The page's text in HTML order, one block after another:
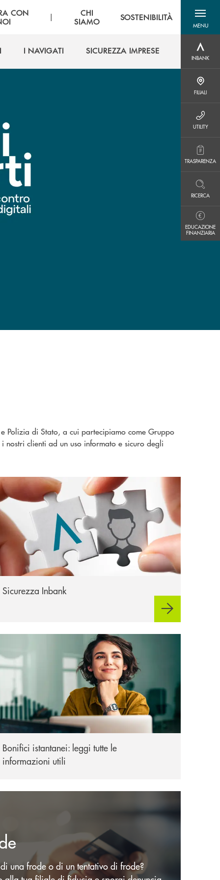
CON
|
CHI
SIAMO
SOSTENIBILITÀ
MENU
menu
INBANK
INBANK
FILIALI
UTILITY
TRASPARENZA
RICERCA
EDUCAZIONE
FINANZIARIA
I NAVIGATI
SICUREZZA IMPRESE
Polizia di Stato, a cui partecipiamo come Gruppo
clienti ad un uso informato e sicuro degli
Inbank
Sicurezza Inbank
Bonifici istantanei: leggi tutte le
informazioni utili
una frode o di un tentativo di frode?